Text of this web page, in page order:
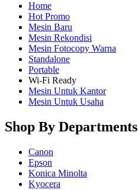
Home
Hot Promo
Mesin Baru
Mesin Rekondisi
Mesin Fotocopy Warna
Standalone
Portable
Wi-Fi Ready
Mesin Untuk Kantor
Mesin Untuk Usaha
Shop By Departments
Canon
Epson
Konica Minolta
Kyocera